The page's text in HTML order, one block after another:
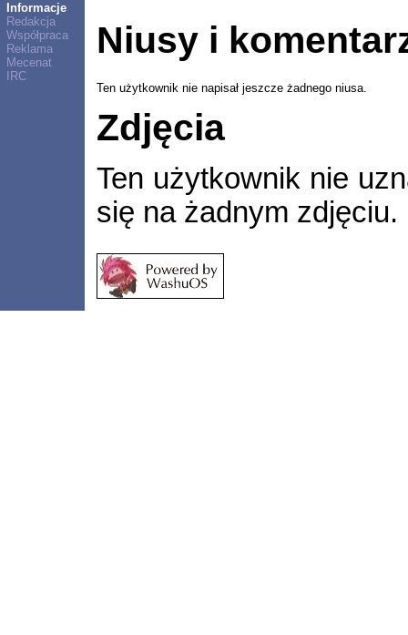
Informacje
Redakcja
Współpraca
Reklama
Mecenat
IRC
Niusy i
Ten użytkownik nie napisał jeszcze żadnego niusa.
Zdjęcia
Ten użytkownik nie
się na żadnym zdjęciu.